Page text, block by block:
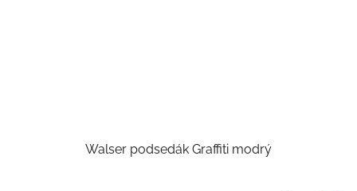
Walser podsedák Graffiti modrý